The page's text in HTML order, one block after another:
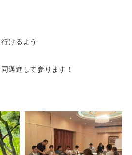
けるよう
邁進して参ります！